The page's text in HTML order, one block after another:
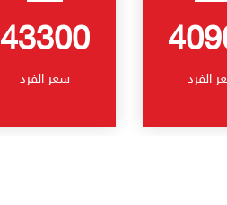
الفرد
43300
سعر الفرد